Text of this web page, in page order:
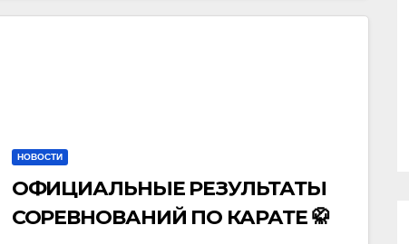
НОВОСТИ
ОФИЦИАЛЬНЫЕ РЕЗУЛЬТАТЫ
СОРЕВНОВАНИЙ ПО КАРАТЕ 🥋